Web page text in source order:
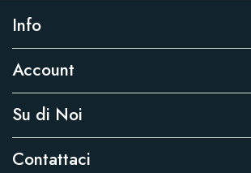
Info
Account
Su di Noi
Contattaci